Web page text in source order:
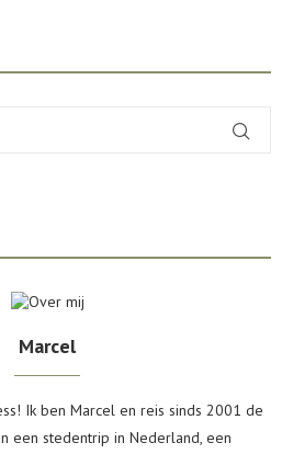
Marcel
Ik ben Marcel en reis sinds 2001 de
een stedentrip in Nederland, een